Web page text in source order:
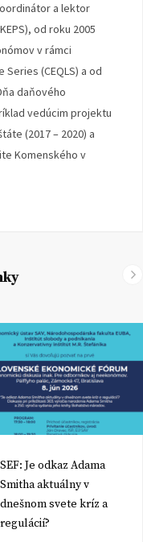
a lektor
od roku 2005
v rámci
(CEQLS) a od
daňového
vedúcim projektu
(2017 – 2020) a
Komenského v
SEF: Je odkaz Adama
Smitha aktuálny v
dnešnom svete kríz a
regulácií?